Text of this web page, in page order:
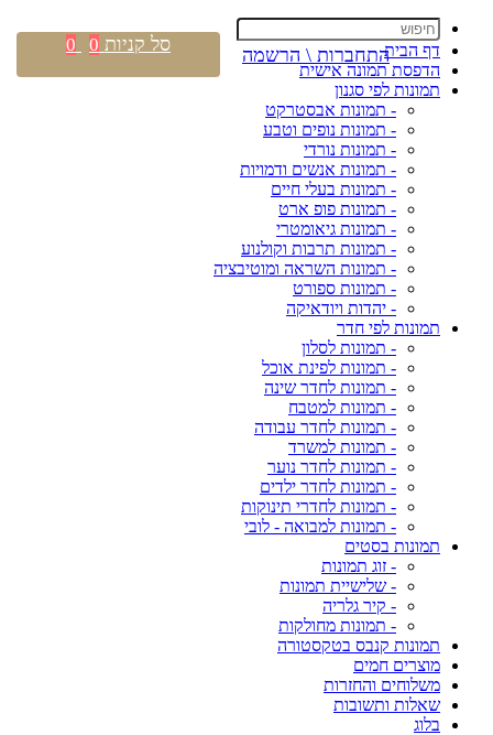
דף הבית
הדפסת תמונה אישית
תמונות לפי סגנון
- תמונות אבסטרקט
- תמונות נופים וטבע
- תמונות נורדי
- תמונות אנשים ודמויות
- תמונות בעלי חיים
- תמונות פופ ארט
- תמונות גיאומטרי
- תמונות תרבות וקולנוע
- תמונות השראה ומוטיבציה
- תמונות ספורט
- יהדות ויודאיקה
תמונות לפי חדר
- תמונות לסלון
- תמונות לפינת אוכל
- תמונות לחדר שינה
- תמונות למטבח
- תמונות לחדר עבודה
- תמונות למשרד
- תמונות לחדר נוער
- תמונות לחדר ילדים
- תמונות לחדרי תינוקות
- תמונות למבואה - לובי
תמונות בסטים
- זוג תמונות
- שלישיית תמונות
- קיר גלריה
- תמונות מחולקות
תמונות קנבס בטקסטורה
מוצרים חמים
משלוחים והחזרות
שאלות ותשובות
בלוג
התחברות \ הרשמה סל קניות 0
0